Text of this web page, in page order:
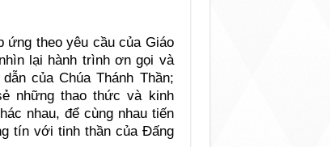
ứng theo yêu cầu của Giáo
lại hành trình ơn gọi và
của Chúa Thánh Thần;
những thao thức và kinh
nhau, để cùng nhau tiến
tín với tinh thần của Đấng